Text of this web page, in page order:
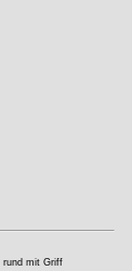
rund mit Griff